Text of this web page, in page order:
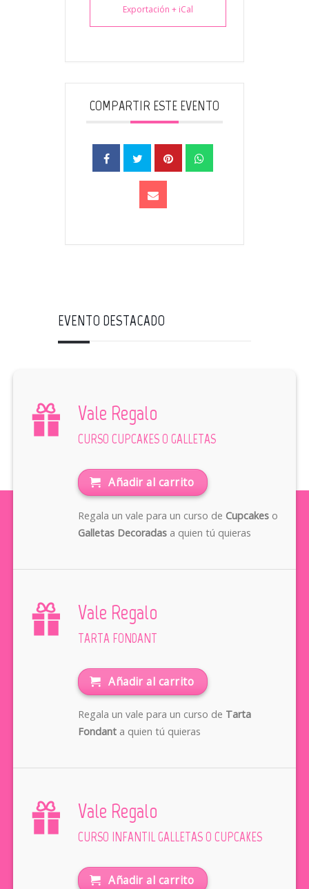
Exportación + iCal
COMPARTIR ESTE EVENTO
EVENTO DESTACADO
Vale Regalo
CURSO CUPCAKES O GALLETAS
Añadir al carrito
Regala un vale para un curso de Cupcakeso
Galletas Decoradasa quien tú quieras
Vale Regalo
TARTA FONDANT
Añadir al carrito
Regala un vale para un curso de Tarta
Fondanta quien tú quieras
Vale Regalo
CURSO INFANTIL GALLETAS O CUPCAKES
Añadir al carrito